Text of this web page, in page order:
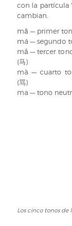
con la partícula
cambian.
mā — primer
má — segundo
mǎ — tercer
(马)
mà — cuarto
(骂)
ma — tono
Los
Los cinco tonos de